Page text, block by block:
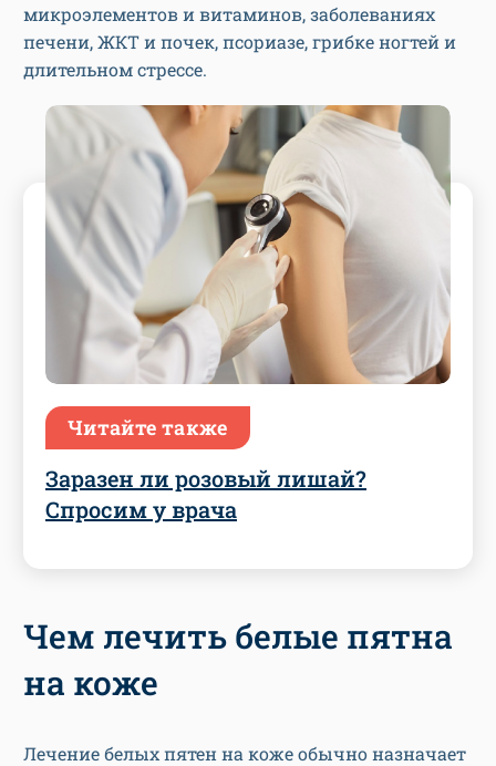
микроэлементов и витаминов, заболеваниях
печени, ЖКТ и почек, псориазе, грибке ногтей и
длительном стрессе.
Читайте также
Заразен ли розовый лишай?
Спросим у врача
Чем лечить белые пятна
на коже
Лечение белых пятен на коже обычно назначает